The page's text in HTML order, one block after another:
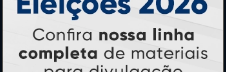
Cartão de Visita
Folder, Flyer e Panfleto
Banners e Lonas
Calendários 2027